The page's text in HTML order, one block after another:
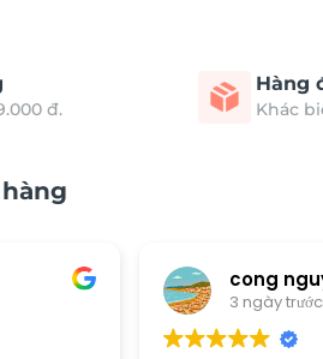
đ.
Hàng
Khác
cong
3 ngày trước